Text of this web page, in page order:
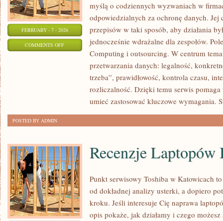
FEBRUARY - 7 - 2026
COMMENTS OFFON
MARKETING
myślą o codziennych wyzwaniach w
odpowiedzialnych za ochronę danych. Jej
przepisów w taki sposób, aby działania
jednocześnie wdrażalne dla zespołów.
Computing i outsourcing. W centrum
przetwarzania danych: legalność,
trzeba”, prawidłowość, kontrola czasu,
rozliczalność. Dzięki temu serwis
umieć zastosować kluczowe wymagania.
POSTED BY ADMIN
Recenzje
Punkt serwisowy Toshiba w Katowicach
od dokładnej analizy usterki, a dopiero
kroku. Jeśli interesuje Cię naprawa
opis pokaże, jak działamy i czego